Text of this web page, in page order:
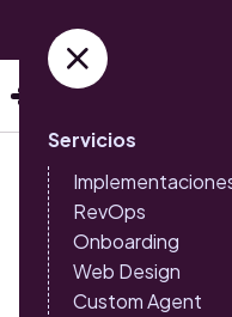
Servicios
RevOps
Onboarding
Web Design
Custom Agent
Capítulo 2
Qué
tus clientes